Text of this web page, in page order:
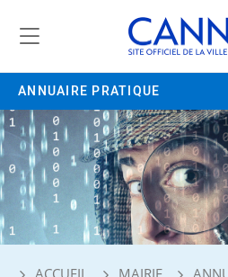
ANNUAIRE PRATIQUE